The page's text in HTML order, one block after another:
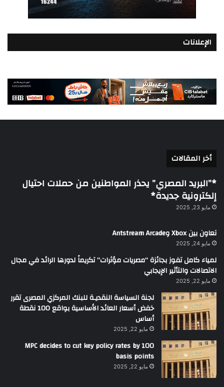
الإعلانات
أخر المقالات
*”البريد المصري” يحذر المواطنين من حملات احتيال
إلكترونية جديدة*
مايو 23, 2025
تعاون بين Xbox وAntstream Arcade
مايو 24, 2025
لمياء كامل تفوز بجائزة “مصريات مؤثرات” تكريماً لدورها الرائد في مجال
الاتصالات والتأثير الإيجابي
مايو 22, 2025
لجنة السياسة النقديـة للبنك المركزي المصرى تقرر
خفض أسعار العائد الأساسية بواقع 100 نقطة
أساس
مايو 22, 2025
MPC decides to cut key policy rates by 100
basis points
مايو 22, 2025